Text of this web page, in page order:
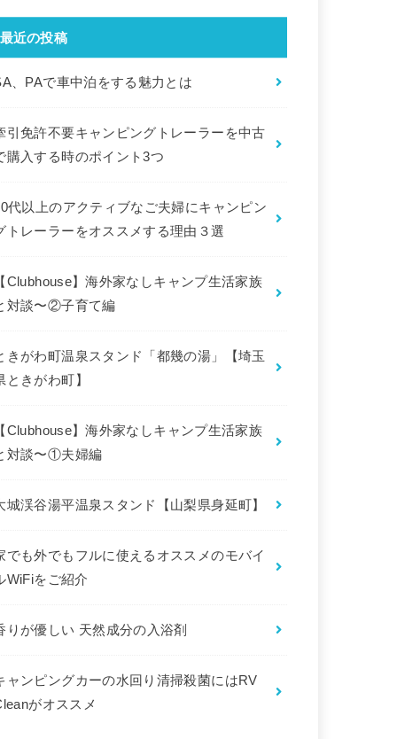
最近の投稿
、PAで車中泊をする魅力とは
引免許不要キャンピングトレーラーを中古
購入する時のポイント3つ
代以上のアクティブなご夫婦にキャンピン
トレーラーをオススメする理由３選
Clubhouse】海外家なしキャンプ生活家族
対談〜②子育て編
きがわ町温泉スタンド「都幾の湯」【埼玉
ときがわ町】
Clubhouse】海外家なしキャンプ生活家族
対談〜①夫婦編
城渓谷湯平温泉スタンド【山梨県身延町】
でも外でもフルに使えるオススメのモバイ
WiFiをご紹介
りが優しい 天然成分の入浴剤
ャンピングカーの水回り清掃殺菌にはRV
がオススメ